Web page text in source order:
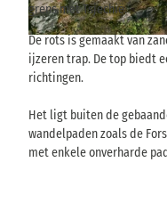
© viawww.saechsische-schweiz.de ,
grens met Tsjechië.
De rots is gemaakt van
ijzeren trap. De top biedt
richtingen.
Het ligt buiten de
wandelpaden zoals de
met enkele onverharde